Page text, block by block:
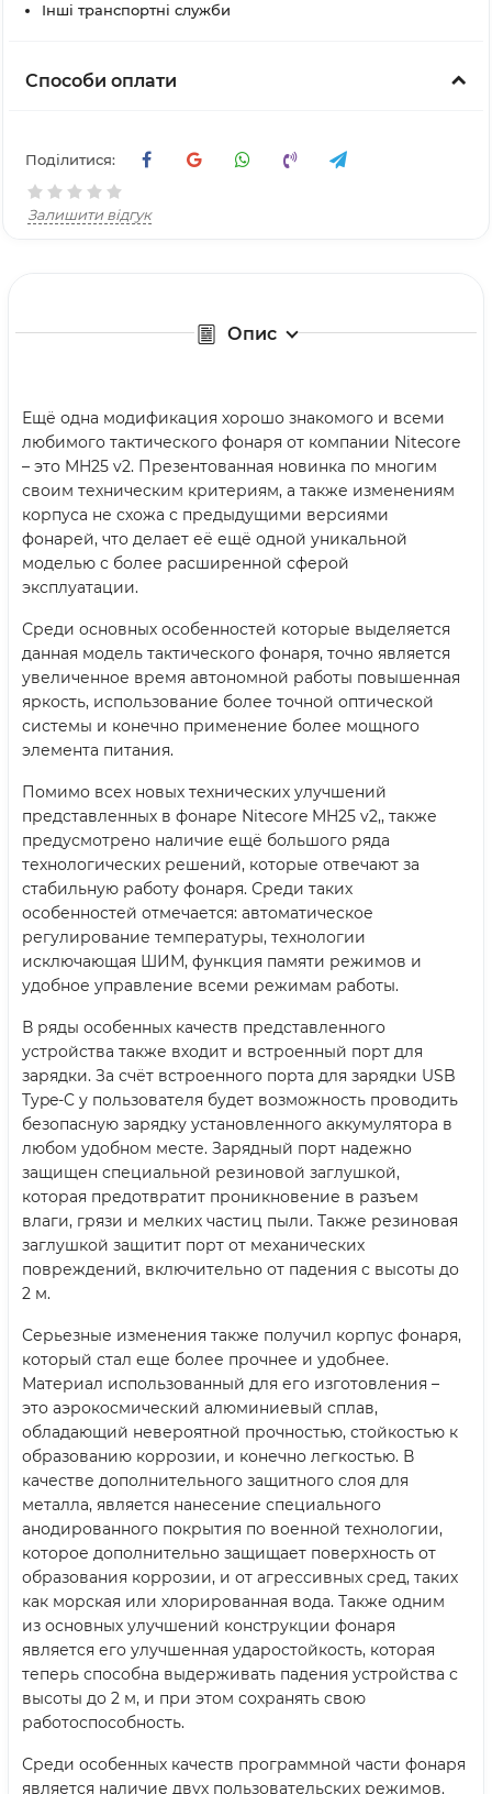
Інші транспортні служби
Способи оплати
Поділитися:
Залишити відгук
Опис
Ещё одна модификация хорошо знакомого и всеми
любимого тактического фонаря от компании Nitecore
– это MH25 v2. Презентованная новинка по многим
своим техническим критериям, а также изменениям
корпуса не схожа с предыдущими версиями
фонарей, что делает её ещё одной уникальной
моделью с более расширенной сферой
эксплуатации.
Среди основных особенностей которые выделяется
данная модель тактического фонаря, точно является
увеличенное время автономной работы повышенная
яркость, использование более точной оптической
системы и конечно применение более мощного
элемента питания.
Помимо всех новых технических улучшений
представленных в фонаре Nitecore MH25 v2,, также
предусмотрено наличие ещё большого ряда
технологических решений, которые отвечают за
стабильную работу фонаря. Среди таких
особенностей отмечается: автоматическое
регулирование температуры, технологии
исключающая ШИМ, функция памяти режимов и
удобное управление всеми режимам работы.
В ряды особенных качеств представленного
устройства также входит и встроенный порт для
зарядки. За счёт встроенного порта для зарядки USB
Type-C у пользователя будет возможность проводить
безопасную зарядку установленного аккумулятора в
любом удобном месте. Зарядный порт надежно
защищен специальной резиновой заглушкой,
которая предотвратит проникновение в разъем
влаги, грязи и мелких частиц пыли. Также резиновая
заглушкой защитит порт от механических
повреждений, включительно от падения с высоты до
2 м.
Серьезные изменения также получил корпус фонаря,
который стал еще более прочнее и удобнее.
Материал использованный для его изготовления –
это аэрокосмический алюминиевый сплав,
обладающий невероятной прочностью, стойкостью к
образованию коррозии, и конечно легкостью. В
качестве дополнительного защитного слоя для
металла, является нанесение специального
анодированного покрытия по военной технологии,
которое дополнительно защищает поверхность от
образования коррозии, и от агрессивных сред, таких
как морская или хлорированная вода. Также одним
из основных улучшений конструкции фонаря
является его улучшенная ударостойкость, которая
теперь способна выдерживать падения устройства с
высоты до 2 м, и при этом сохранять свою
работоспособность.
Среди особенных качеств программной части фонаря
является наличие двух пользовательских режимов.